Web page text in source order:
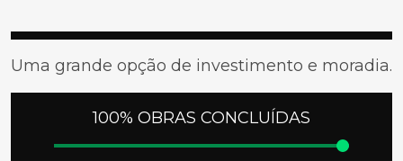
Uma grande opção de investimento e moradia.
100% OBRAS CONCLUÍDAS